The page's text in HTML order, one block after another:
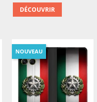
DÉCOUVRIR
NOUVEAU